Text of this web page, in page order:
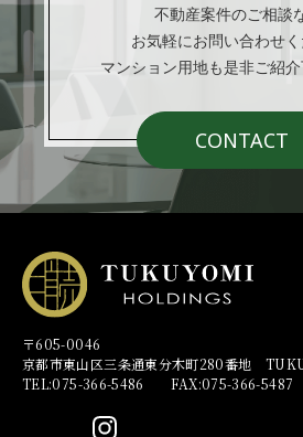
不動産案件のご相談
お気軽にお問い合わせく
マンション用地も是非ご紹介
CONTACT
〒605-0046
京都市東山区三条通東分木町280番地
TEL:075-366-5486 FAX:075-366-5487